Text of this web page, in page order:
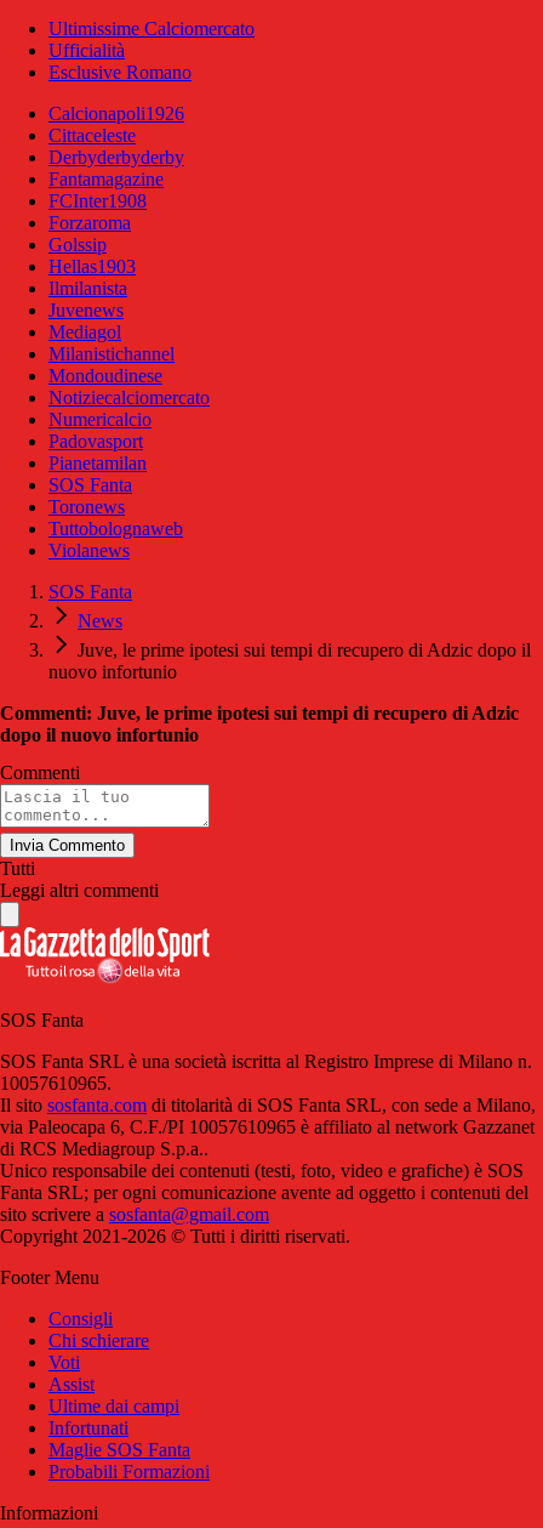
Ultimissime Calciomercato
Ufficialità
Esclusive Romano
Calcionapoli1926
Cittaceleste
Derbyderbyderby
Fantamagazine
FCInter1908
Forzaroma
Golssip
Hellas1903
Ilmilanista
Juvenews
Mediagol
Milanistichannel
Mondoudinese
Notiziecalciomercato
Numericalcio
Padovasport
Pianetamilan
SOS Fanta
Toronews
Tuttobolognaweb
Violanews
SOS Fanta
News
Juve, le prime ipotesi sui tempi di recupero di Adzic dopo il
nuovo infortunio
Commenti: Juve, le prime ipotesi sui tempi di recupero di Adzic
dopo il nuovo infortunio
Commenti
Invia Commento
Tutti
Leggi altri commenti
SOS Fanta
SOS Fanta SRL è una società iscritta al Registro Imprese di Milano n.
10057610965.
Il sito sosfanta.com di titolarità di SOS Fanta SRL, con sede a Milano,
via Paleocapa 6, C.F./PI 10057610965 è affiliato al network Gazzanet
di RCS Mediagroup S.p.a..
Unico responsabile dei contenuti (testi, foto, video e grafiche) è SOS
Fanta SRL; per ogni comunicazione avente ad oggetto i contenuti del
sito scrivere a sosfanta@gmail.com
Copyright 2021-2026 © Tutti i diritti riservati.
Footer Menu
Consigli
Chi schierare
Voti
Assist
Ultime dai campi
Infortunati
Maglie SOS Fanta
Probabili Formazioni
Informazioni